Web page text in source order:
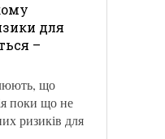
для
–
що
поки що не
ризиків для